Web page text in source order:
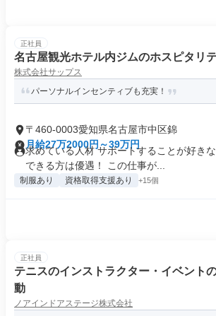
正社員
名古屋観光ホテル内ジムのホスピタリ
株式会社サップス
パーソナルインセンティブも充実！
〒460-0003愛知県名古屋市中区錦
月給27万2000円～39万円
求めている人材 サポートすることが好き
できる方は優遇！ この仕事が...
制服あり 資格取得支援あり +15個
正社員
テニスのインストラクター・イベント
動
ノアインドアステージ株式会社